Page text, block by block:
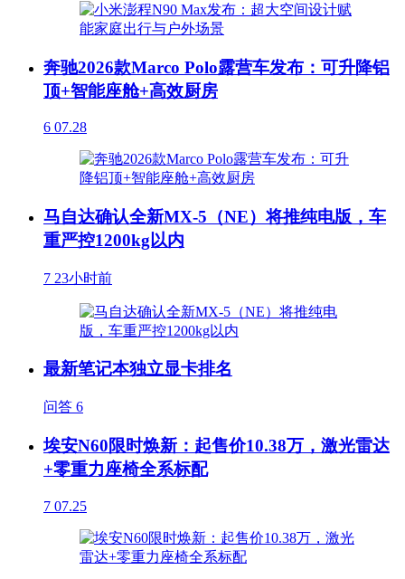
奔驰2026款Marco Polo露营车发布：可升降铝
顶+智能座舱+高效厨房
6 07.28
马自达确认全新MX-5（NE）将推纯电版，车
重严控1200kg以内
7 23小时前
最新笔记本独立显卡排名
问答 6
埃安N60限时焕新：起售价10.38万，激光雷达
+零重力座椅全系标配
7 07.25